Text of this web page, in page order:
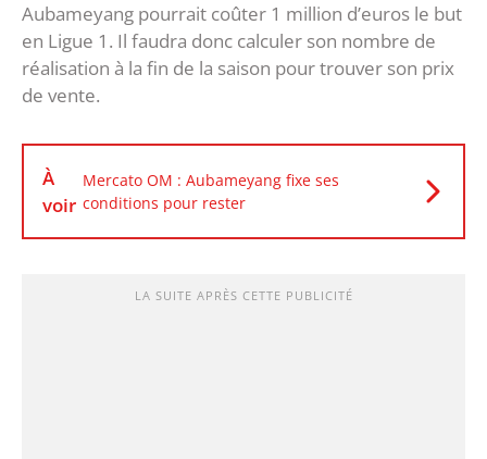
Aubameyang pourrait coûter 1 million d’euros le but
en Ligue 1. Il faudra donc calculer son nombre de
réalisation à la fin de la saison pour trouver son prix
de vente.
À
voir
Mercato OM : Aubameyang fixe ses
conditions pour rester
LA SUITE APRÈS CETTE PUBLICITÉ